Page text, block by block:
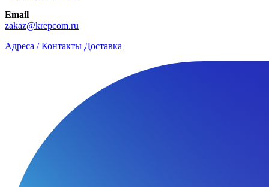
Email
zakaz@krepcom.ru
Адреса / Контакты Доставка